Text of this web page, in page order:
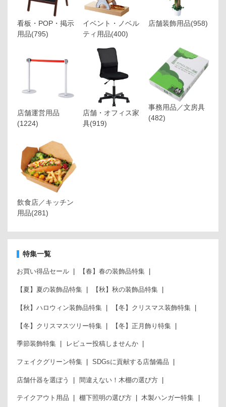
看板・POP・掲示
用品(795)
イベント・ノベル
ティ用品(400)
店舗装飾用品(958)
店舗運営用品
(1224)
店舗・オフィス家
具(919)
事務用品／文房具
(482)
飲食店／キッチン
用品(281)
特集一覧
お買い得品セール 【春】春の装飾品特集
【夏】夏の装飾品特集 【秋】秋の装飾品特集
【秋】ハロウィン装飾品特集 【冬】クリスマス装飾特集
【冬】クリスマスツリー特集 【冬】正月飾り特集
季節装飾特集 レビュー投稿しませんか
フェイクグリーン特集 SDGsに貢献する店舗備品
店舗什器を選ぼう 間違えない！木棚の選び方
テイクアウト用品 棚下照明の選び方 木製ハンガー特集